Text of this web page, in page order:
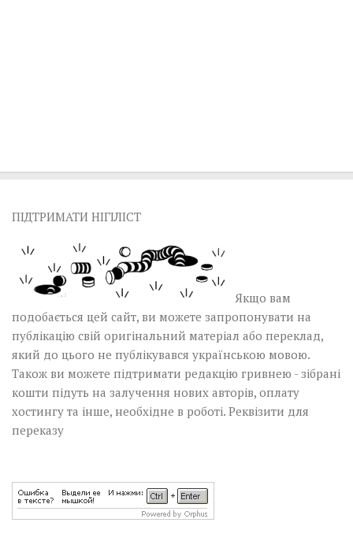
ПІДТРИМАТИ НІГІЛІСТ
Якщо вам
подобається цей сайт, ви можете запропонувати на
публікацію свій оригінальний матеріал або переклад,
який до цього не публікувався українською мовою.
Також ви можете підтримати редакцію гривнею - зібрані
кошти підуть на залучення нових авторів, оплату
хостингу та інше, необхідне в роботі. Реквізити для
переказу